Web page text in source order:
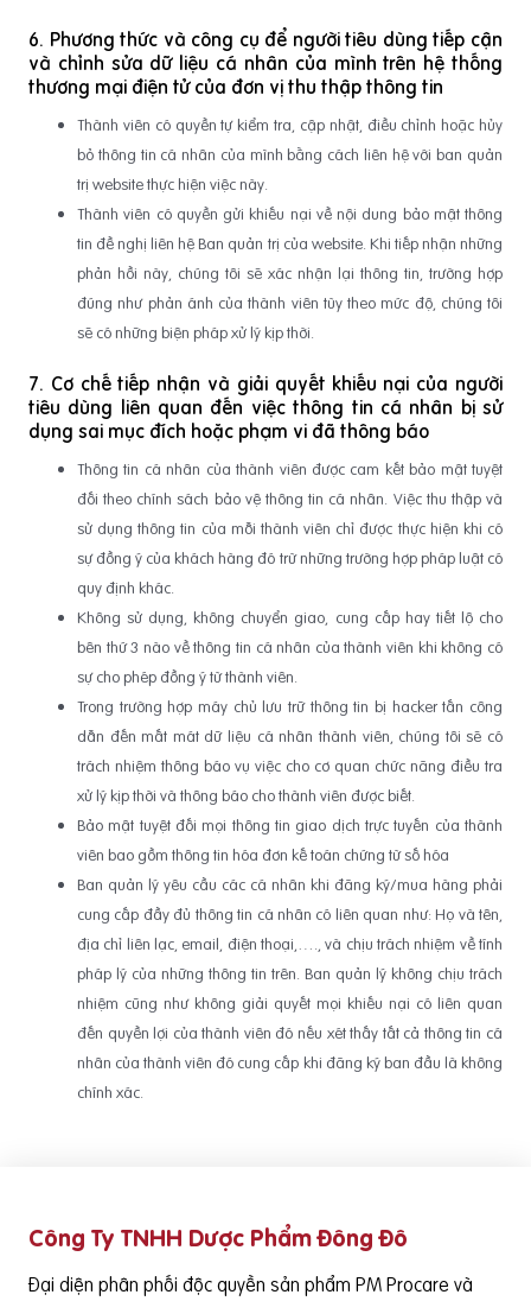
6. Phương thức và công cụ để người tiêu dùng tiếp cận
và chỉnh sửa dữ liệu cá nhân của mình trên hệ thống
thương mại điện tử của đơn vị thu thập thông tin
Thành viên có quyền tự kiểm tra, cập nhật, điều chỉnh hoặc hủy
bỏ thông tin cá nhân của mình bằng cách liên hệ với ban quản
trị website thực hiện việc này.
Thành viên có quyền gửi khiếu nại về nội dung bảo mật thông
tin đề nghị liên hệ Ban quản trị của website. Khi tiếp nhận những
phản hồi này, chúng tôi sẽ xác nhận lại thông tin, trường hợp
đúng như phản ánh của thành viên tùy theo mức độ, chúng tôi
sẽ có những biện pháp xử lý kịp thời.
7. Cơ chế tiếp nhận và giải quyết khiếu nại của người
tiêu dùng liên quan đến việc thông tin cá nhân bị sử
dụng sai mục đích hoặc phạm vi đã thông báo
Thông tin cá nhân của thành viên được cam kết bảo mật tuyệt
đối theo chính sách bảo vệ thông tin cá nhân. Việc thu thập và
sử dụng thông tin của mỗi thành viên chỉ được thực hiện khi có
sự đồng ý của khách hàng đó trừ những trường hợp pháp luật có
quy định khác.
Không sử dụng, không chuyển giao, cung cấp hay tiết lộ cho
bên thứ 3 nào về thông tin cá nhân của thành viên khi không có
sự cho phép đồng ý từ thành viên.
Trong trường hợp máy chủ lưu trữ thông tin bị hacker tấn công
dẫn đến mất mát dữ liệu cá nhân thành viên, chúng tôi sẽ có
trách nhiệm thông báo vụ việc cho cơ quan chức năng điều tra
xử lý kịp thời và thông báo cho thành viên được biết.
Bảo mật tuyệt đối mọi thông tin giao dịch trực tuyến của thành
viên bao gồm thông tin hóa đơn kế toán chứng từ số hóa
Ban quản lý yêu cầu các cá nhân khi đăng ký/mua hàng phải
cung cấp đầy đủ thông tin cá nhân có liên quan như: Họ và tên,
địa chỉ liên lạc, email, điện thoại,…., và chịu trách nhiệm về tính
pháp lý của những thông tin trên. Ban quản lý không chịu trách
nhiệm cũng như không giải quyết mọi khiếu nại có liên quan
đến quyền lợi của thành viên đó nếu xét thấy tất cả thông tin cá
nhân của thành viên đó cung cấp khi đăng ký ban đầu là không
chính xác.
Công Ty TNHH Dược Phẩm Đông Đô
Đại diện phân phối độc quyền sản phẩm PM Procare và